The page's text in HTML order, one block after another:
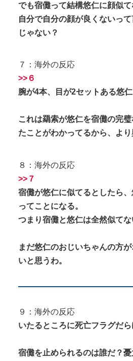
でも宿儺って結構悠仁に顔似
自分で自分の顔が良くないっ
じゃない？
７：海外の反応
>>６
腕が4本、目が2セットある悠仁
これは羂索が悠仁を宿儺の完
たことがわかってるから、より
８：海外の反応
>>７
宿儺が悠仁に似てるとしたら
ってことになる。
つまり宿儺と悠仁は全然似てな
まだ悠仁のおじいちゃんの方
いと思うわ。
９：海外の反応
いたるところに死亡フラグだら
宿儺を止められるのは誰だ？憂